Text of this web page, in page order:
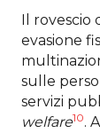
Il
evasione
sulle
servizi
welfare10.